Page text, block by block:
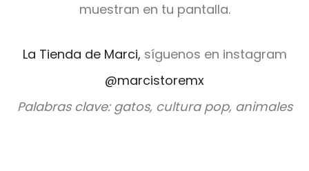
muestran en tu pantalla.
La Tienda de Marci, síguenos en instagram
@marcistoremx
Palabras clave: gatos, cultura pop, animales